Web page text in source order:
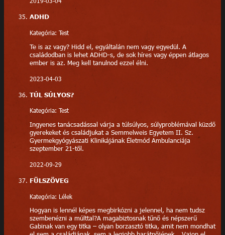
ADHD
Kategória: Test
Te is az vagy? Hidd el, egyáltalán nem vagy egyedül. A
családodban is lehet ADHD-s, de sok híres vagy éppen átlagos
ember is az. Meg kell tanulnod ezzel élni.
2023-04-03
TÚL SÚLYOS?
Kategória: Test
Ingyenes tanácsadással várja a túlsúlyos, súlyproblémával küzdő
gyerekeket és családjukat a Semmelweis Egyetem II. Sz.
Gyermekgyógyászati Klinikájának Életmód Ambulanciája
szeptember 21-től.
2022-09-29
FÜLSZÖVEG
Kategória: Lélek
Hogyan is lennél képes megbirkózni a jelennel, ha nem tudsz
szembenézni a múlttal?A magabiztosnak tűnő és népszerű
Gabinak van egy titka – olyan borzasztó titka, amit nem mondhat